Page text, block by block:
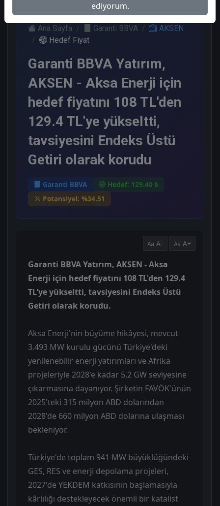
Ana Sayfa Garanti BBVA
AKSEN
Hedef Fiyat
Garanti BBVA Yatırım,
AKSEN - Aksa Enerji için
hedef fiyatını 108 TL'den
129.4 TL'ye yükseltti,
tavsiyesini Endeks Üstü
Getiri olarak korudu
Garanti BBVA
Hedef: 129.40 ₺
Potansiyel: %34.51
A- A+
Garanti BBVA Yatırım, AKSEN - Aksa
Enerji için hedef fiyatını 108 TL'den 129.4
TL'ye yükseltti, tavsiyesini Endeks Üstü
Getiri olarak korudu.
Aksa Enerji'nin büyüme hikâyesi, mevcut
3.493 MW kurulu gücünü Türkiye'deki
yenilenebilir enerji yatırımları ve Afrika
projeleriyle 2028'e kadar 5,2 GW seviyesine
çıkarmasına dayanıyor. Şirketin FAVÖK'ünün
2025'teki 315 milyon ABD dolarından
2028'de 660 milyon ABD dolarına ulaşması
bekleniyor.
Türkiye'de toplam 941 MW büyüklüğündeki
GES, RES ve enerji depolama projeleri,
2027'de YEKDEM katkısının başlamasıyla
kârlılığı destekleyecek önemli bir katalist
ediyorum.